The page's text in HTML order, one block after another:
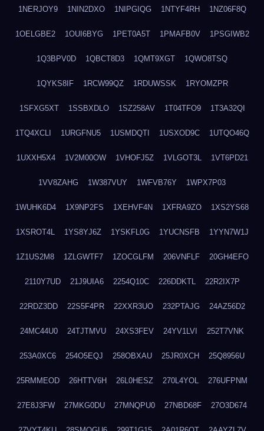
1NERJOY9 1NIN2DXO 1NIPGIQG 1NTYF4RH 1NZ06F8Q
1OELGBE2 1OUI6BYG 1PET0A5T 1PMAFB0V 1PSGIWB2
1Q3BPV0D 1QBCT8D3 1QMT9XGT 1QWO8TSQ
1QYKS8IF 1RCW99QZ 1RDUWSSK 1RYOMZPR
1SFXG5XT 1SSBXDLO 1SZ258AV 1T04TFO9 1T3A32QI
1TQ4XCLI 1URGFNU5 1USMDQTI 1USXOD9C 1UTQO46Q
1UXXH5X4 1V2M00OW 1VHOFJ5Z 1VLGOT3L 1VT6PD21
1VV8ZAHG 1W387VUY 1WFVB76Y 1WPX7P03
1WUHK6D4 1X9NP2FS 1XEHVF4N 1XFRA9ZO 1XS2YS68
1XSROT4L 1YS8YJ6Z 1YSKFL0G 1YUCNSFB 1YYN7W1J
1Z1US2M8 1ZLGWTF7 1ZOCGLFM 206VNFLF 20GH4EFO
2110Y7UD 21J9UIA6 2254Q10C 226DDKTL 22R2IX7P
22RDZ3DD 22S5F4PR 22XXR3UO 232PTAJG 24AZ56D2
24MC44U0 24TJTMVU 24XS3FEV 24YV1LVI 252T7VNK
253A0XC6 254O5EQJ 258OBXAU 25JR0XCH 25Q8956U
25RMMEOD 26HTTV6H 26L0HESZ 270L4YOL 276UFPNM
27E8J3FW 27MKG0DU 27MNQPU0 27NBD68F 27O3D674